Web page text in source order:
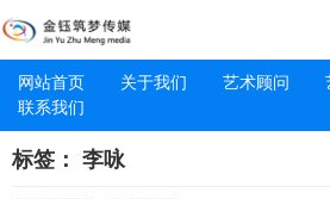
网站首页 关于我们 艺术顾问
联系我们
标签： 李咏